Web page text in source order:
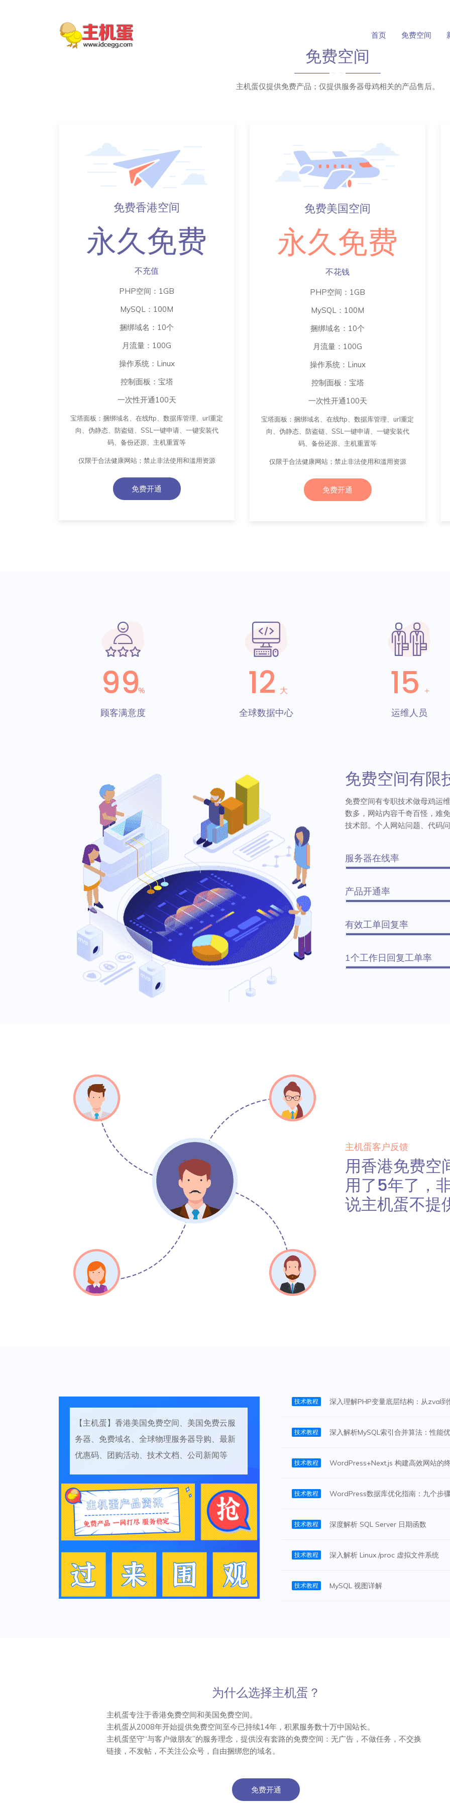
首页 免费空间
免费空间
主机蛋仅提供免费产品；仅提供服务器母鸡相关的产品售后。
免费香港空间
永久免费
不充值
PHP空间：1GB
MySQL：100M
捆绑域名：10个
月流量：100G
操作系统：Linux
控制面板：宝塔
一次性开通100天
宝塔面板：捆绑域名、在线ftp、数据库管理、url重定
向、伪静态、防盗链、SSL一键申请、一键安装代
码、备份还原、主机重置等
仅限于合法健康网站；禁止非法使用和滥用资源
免费开通
免费美国空间
永久免费
不花钱
PHP空间：1GB
MySQL：100M
捆绑域名：10个
月流量：100G
操作系统：Linux
控制面板：宝塔
一次性开通100天
宝塔面板：捆绑域名、在线ftp、数据库管理、url重定
向、伪静态、防盗链、SSL一键申请、一键安装代
码、备份还原、主机重置等
仅限于合法健康网站；禁止非法使用和滥用资源
免费开通
99%
顾客满意度
12 大
全球数据中心
15 ＋
运维人员
免费空间有限
免费空间有专职技术做母鸡运
数多，网站内容千奇百怪，难
技术部。个人网站问题、代码
服务器在线率
产品开通率
有效工单回复率
1个工作日回复工单率
主机蛋客户反馈
用香港免费空
用了5年了，
说主机蛋不提
【主机蛋】香港美国免费空间、美国免费云服
务器、免费域名、全球物理服务器导购、最新
优惠码、团购活动、技术文档、公司新闻等
技术教程 深入理解PHP变量底层结构：从zval
技术教程 深入解析MySQL索引合并算法：性能
技术教程 WordPress+Next.js 构建高效网站的
技术教程 WordPress数据库优化指南：九个步
技术教程 深度解析 SQL Server 日期函数
技术教程 深入解析 Linux /proc 虚拟文件系统
技术教程 MySQL 视图详解
为什么选择主机蛋？
主机蛋专注于香港免费空间和美国免费空间。
主机蛋从2008年开始提供免费空间至今已持续14年，积累服务数十万中国站长。
主机蛋坚守“与客户做朋友”的服务理念，提供没有套路的免费空间：无广告，不做任务，不交换
链接，不发帖，不关注公众号，自由捆绑您的域名。
免费开通
主机蛋深知，许多刚刚起步的朋友在追寻梦想的过程中，资金往往是一个难题。我们为此准备了免费的空
是要搭建个人博客、展示企业形象，还是发布富有创意的作品，主机蛋都将为你提供强有力的支持，让你的网
为什么选择主机蛋？我们的服务器就像是温暖的孵化器，稳定而可靠，确保你的网站能够24小时不断成
盾，随时为你提供支持与帮助。更重要的是，我们提供了宽广的存储空间和丰富的搭建工具，帮助你快速打造
主机蛋相信，每一个有梦想的人，都应该有机会让自己的创意飞扬。无论你是想记录生活的点滴，展示个